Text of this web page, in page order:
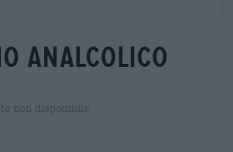
analcolico
non disponibile